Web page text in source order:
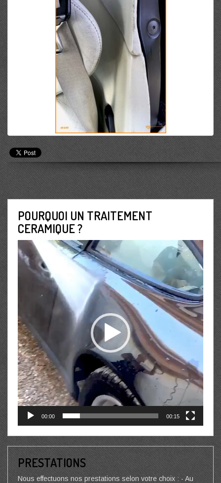
POURQUOI UN TRAITEMENT
CERAMIQUE ?
Lecteur
vidéo
00:00 00:15
PRESTATIONS
Nous effectuons nos prestations selon votre choix : - Au